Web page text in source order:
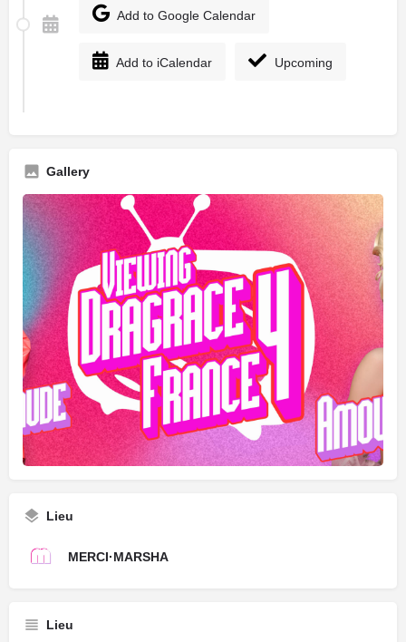
Add to Google Calendar
Add to iCalendar Upcoming
Gallery
Lieu
MERCI·MARSHA
Lieu